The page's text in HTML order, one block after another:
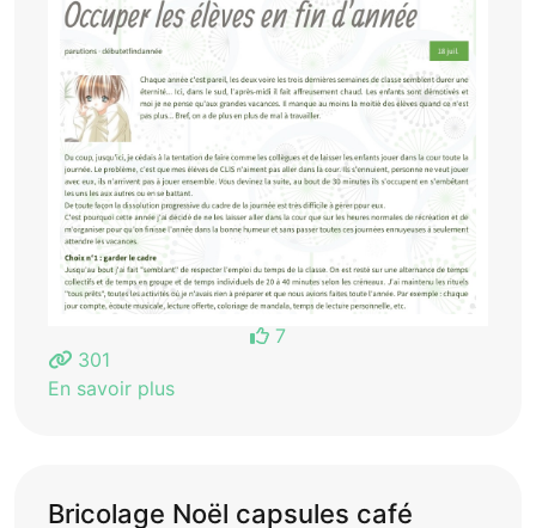
7
301
En savoir plus
Bricolage Noël capsules café